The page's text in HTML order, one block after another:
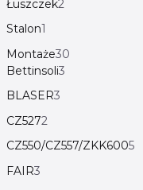
Łuszczek2
Stalon1
Montaże30
Bettinsoli3
BLASER3
CZ5272
CZ550/CZ557/ZKK6005
FAIR3